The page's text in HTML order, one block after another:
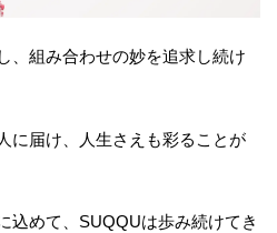
、組み合わせの妙を追求し続け
に届け、人生さえも彩ることが
込めて、SUQQUは歩み続けてき